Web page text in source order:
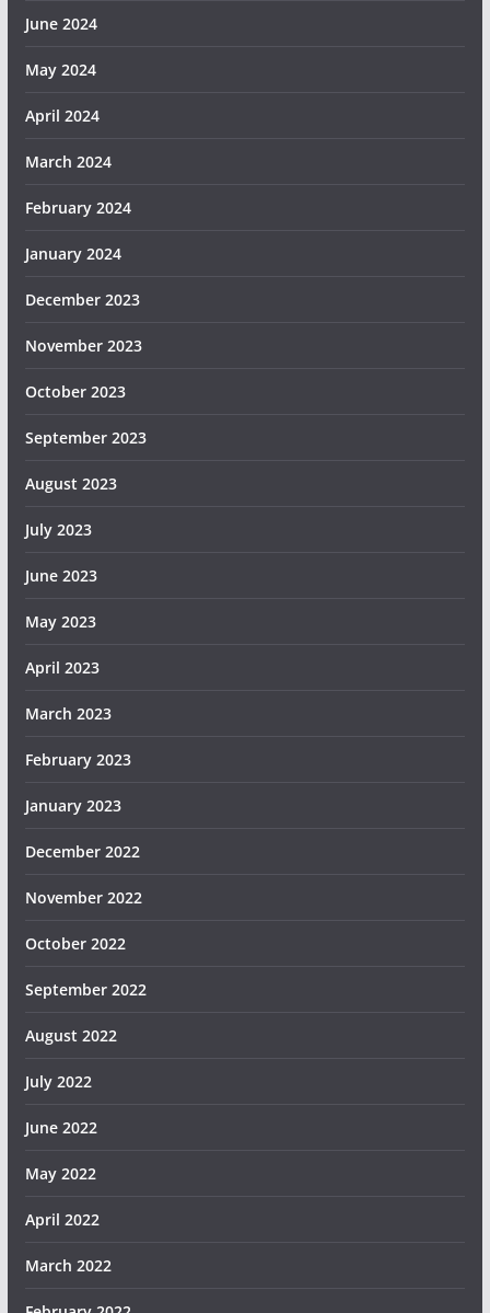
June 2024
May 2024
April 2024
March 2024
February 2024
January 2024
December 2023
November 2023
October 2023
September 2023
August 2023
July 2023
June 2023
May 2023
April 2023
March 2023
February 2023
January 2023
December 2022
November 2022
October 2022
September 2022
August 2022
July 2022
June 2022
May 2022
April 2022
March 2022